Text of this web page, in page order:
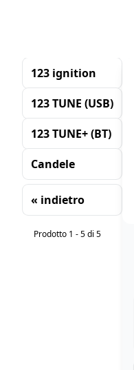
123 ignition
123 TUNE (USB)
123 TUNE+ (BT)
Candele
« indietro
Ordinamento
Prodotto 1 - 5 di 5